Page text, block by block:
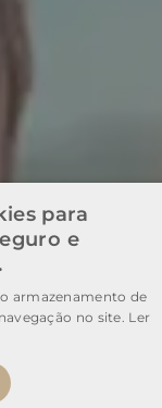
para
e
armazenamento de
no site. Ler